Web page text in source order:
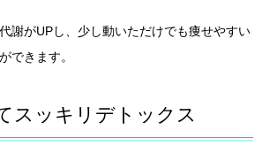
謝がUPし、少し動いただけでも痩せやすい
できます。
スッキリデトックス